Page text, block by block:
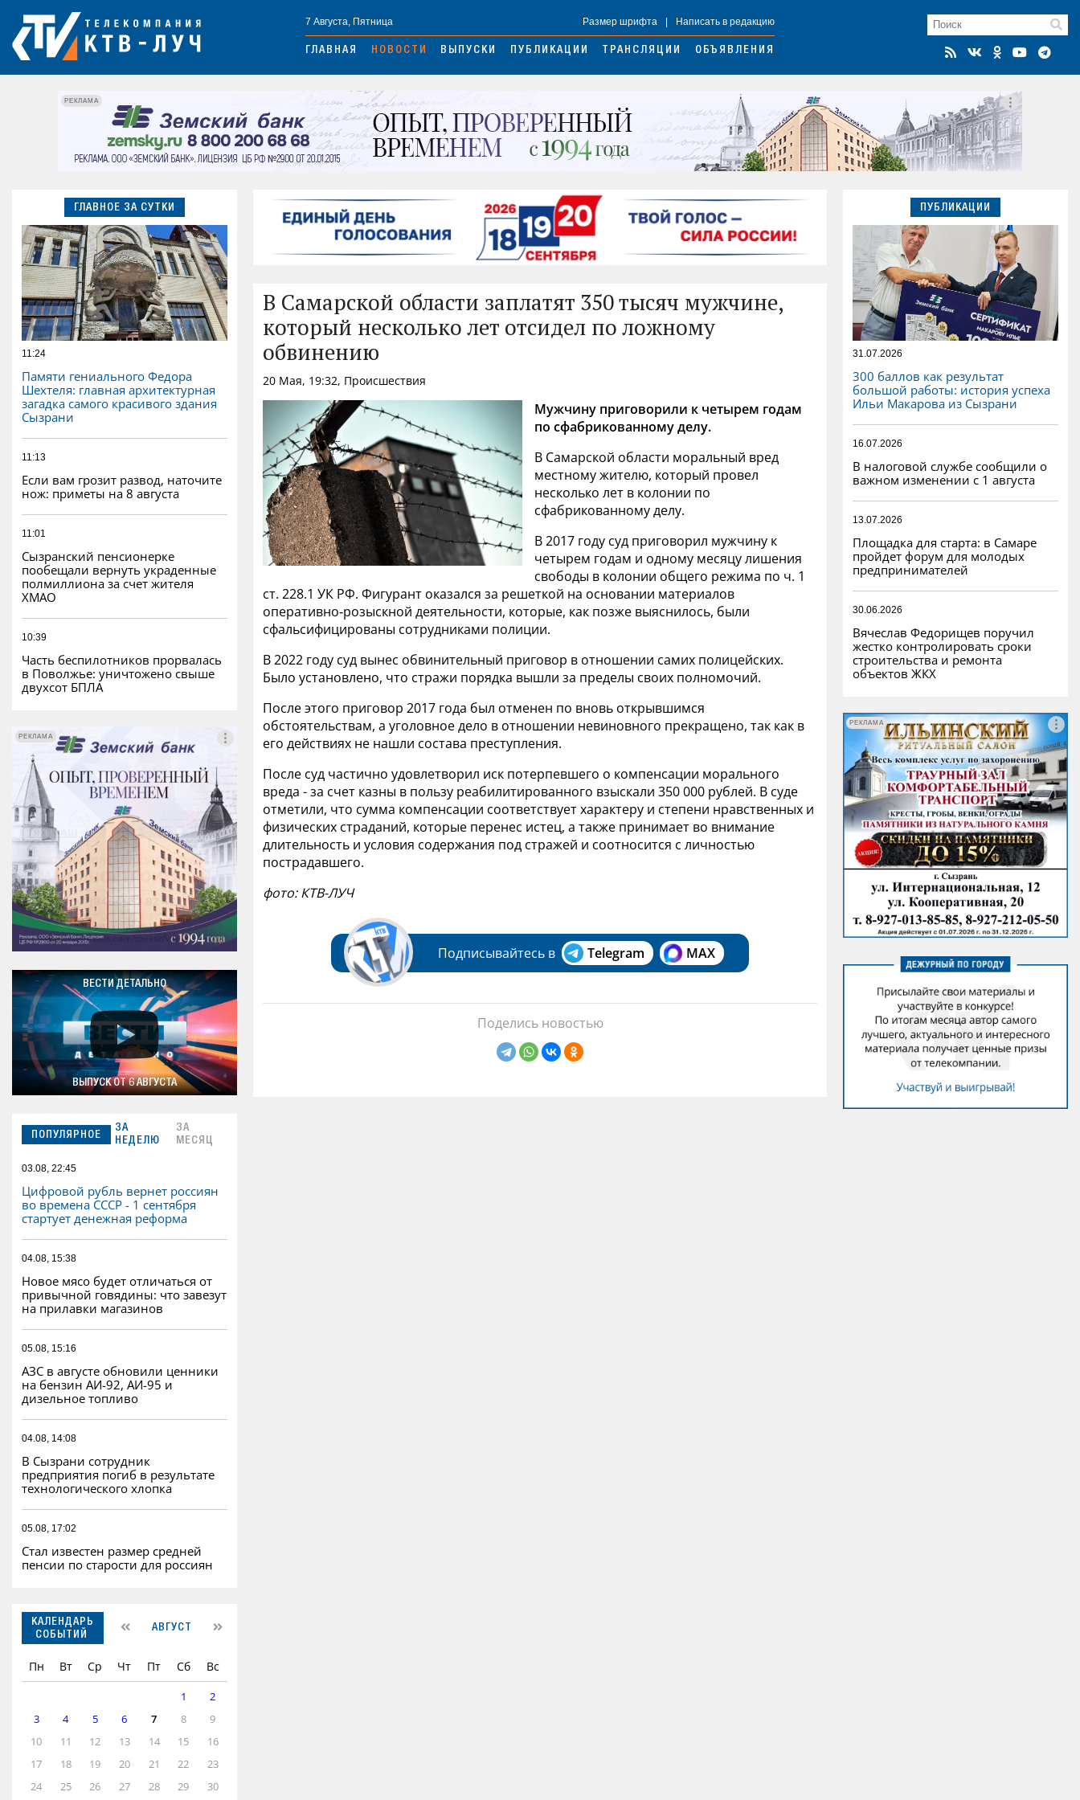
7 Августа, Пятница Размер шрифта Написать в редакцию
ГЛАВНАЯ НОВОСТИ ВЫПУСКИ ПУБЛИКАЦИИ ТРАНСЛЯЦИИ ОБЪЯВЛЕНИЯ
РЕКЛАМА
ГЛАВНОЕ ЗА СУТКИ
11:24
Памяти гениального Федора
Шехтеля: главная архитектурная
загадка самого красивого здания
Сызрани
11:13
Если вам грозит развод, наточите
нож: приметы на 8 августа
11:01
Сызранский пенсионерке
пообещали вернуть украденные
полмиллиона за счет жителя
ХМАО
10:39
Часть беспилотников прорвалась
в Поволжье: уничтожено свыше
двухсот БПЛА
РЕКЛАМА
РЕКЛАМА
ВЕСТИ ДЕТАЛЬНО
ВЫПУСК ОТ 6 АВГУСТА
ПОПУЛЯРНОЕ
ЗА
НЕДЕЛЮ
ЗА
МЕСЯЦ
03.08, 22:45
Цифровой рубль вернет россиян
во времена СССР - 1 сентября
стартует денежная реформа
04.08, 15:38
Новое мясо будет отличаться от
привычной говядины: что завезут
на прилавки магазинов
05.08, 15:16
АЗС в августе обновили ценники
на бензин АИ-92, АИ-95 и
дизельное топливо
04.08, 14:08
В Сызрани сотрудник
предприятия погиб в результате
технологического хлопка
05.08, 17:02
Стал известен размер средней
пенсии по старости для россиян
КАЛЕНДАРЬ
СОБЫТИЙ
АВГУСТ
Пн Вт Ср Чт Пт Сб Вс
1
2
3
4 5 6 7 8
9
10
11 12 13 14 15
16
17
18 19 20 21 22
23
24
25 26 27 28 29 30
В Самарской области заплатят 350 тысяч мужчине,
который несколько лет отсидел по ложному
обвинению
20 Мая, 19:32, Происшествия
Мужчину приговорили к четырем годам
по сфабрикованному делу.
В Самарской области моральный вред
местному жителю, который провел
несколько лет в колонии по
сфабрикованному делу.
В 2017 году суд приговорил мужчину к
четырем годам и одному месяцу лишения
свободы в колонии общего режима по ч. 1
ст. 228.1 УК РФ. Фигурант оказался за решеткой на основании материалов
оперативно‑розыскной деятельности, которые, как позже выяснилось, были
сфальсифицированы сотрудниками полиции.
В 2022 году суд вынес обвинительный приговор в отношении самих полицейских.
Было установлено, что стражи порядка вышли за пределы своих полномочий.
После этого приговор 2017 года был отменен по вновь открывшимся
обстоятельствам, а уголовное дело в отношении невиновного прекращено, так как в
его действиях не нашли состава преступления.
После суд частично удовлетворил иск потерпевшего о компенсации морального
вреда - за счет казны в пользу реабилитированного взыскали 350 000 рублей. В суде
отметили, что сумма компенсации соответствует характеру и степени нравственных и
физических страданий, которые перенес истец, а также принимает во внимание
длительность и условия содержания под стражей и соотносится с личностью
пострадавшего.
фото: КТВ-ЛУЧ
Подписывайтесь в Telegram MAX
Поделись новостью
ПУБЛИКАЦИИ
31.07.2026
300 баллов как результат
большой работы: история успеха
Ильи Макарова из Сызрани
16.07.2026
В налоговой службе сообщили о
важном изменении с 1 августа
13.07.2026
Площадка для старта: в Самаре
пройдет форум для молодых
предпринимателей
30.06.2026
Вячеслав Федорищев поручил
жестко контролировать сроки
строительства и ремонта
объектов ЖКХ
РЕКЛАМА